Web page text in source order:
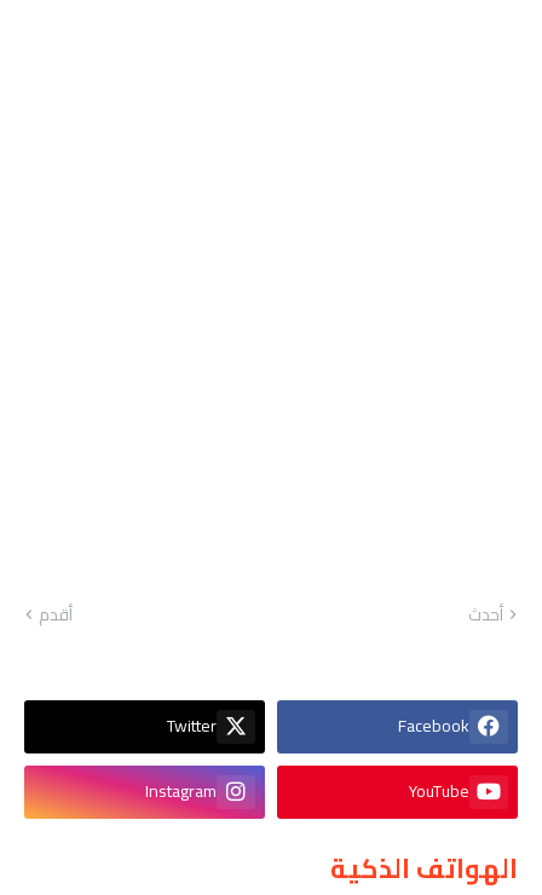
أحدث أقدم
Facebook
Twitter
YouTube
Instagram
الهواتف الذكية